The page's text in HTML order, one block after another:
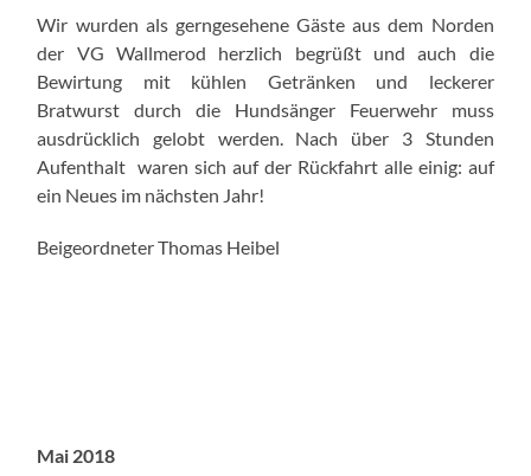
Wir wurden als gerngesehene Gäste aus dem Norden
der VG Wallmerod herzlich begrüßt und auch die
Bewirtung mit kühlen Getränken und leckerer
Bratwurst durch die Hundsänger Feuerwehr muss
ausdrücklich gelobt werden. Nach über 3 Stunden
Aufenthalt waren sich auf der Rückfahrt alle einig: auf
ein Neues im nächsten Jahr!
Beigeordneter Thomas Heibel
Mai 2018